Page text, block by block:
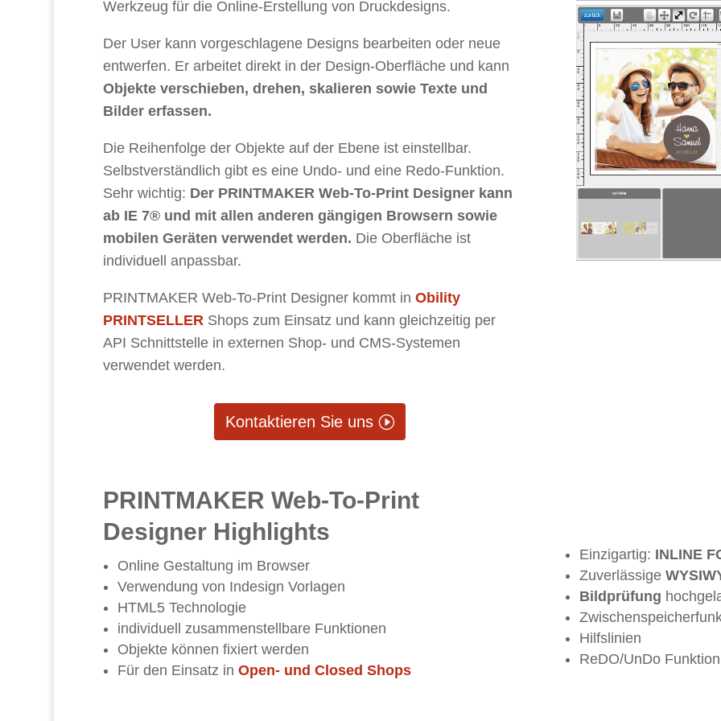
Werkzeug für die Online-Erstellung von Druckdesigns.
Der User kann vorgeschlagene Designs bearbeiten oder neue
entwerfen. Er arbeitet direkt in der Design-Oberfläche und kann
Objekte verschieben, drehen, skalieren sowie Texte und
Bilder erfassen.
Die Reihenfolge der Objekte auf der Ebene ist einstellbar.
Selbstverständlich gibt es eine Undo- und eine Redo-Funktion.
Sehr wichtig: Der PRINTMAKER Web-To-Print Designer kann
ab IE 7® und mit allen anderen gängigen Browsern sowie
mobilen Geräten verwendet werden. Die Oberfläche ist
individuell anpassbar.
PRINTMAKER Web-To-Print Designer kommt in Obility
PRINTSELLER Shops zum Einsatz und kann gleichzeitig per
API Schnittstelle in externen Shop- und CMS-Systemen
verwendet werden.
Kontaktieren Sie uns
PRINTMAKER Web-To-Print
Designer Highlights
Online Gestaltung im Browser
Verwendung von Indesign Vorlagen
HTML5 Technologie
individuell zusammenstellbare Funktionen
Objekte können fixiert werden
Für den Einsatz in Open- und Closed Shops
Einzigartig: INLINE
Zuverlässige
Bildprüfung
Hilfslinien
ReDO/UnDo